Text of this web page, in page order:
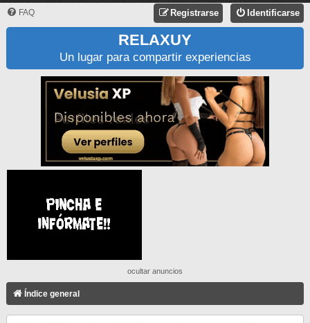
FAQ Identificarse
Registrarse
RELAXUY
Un lugar para compartir experiencias
ocultar anuncios
Índice general